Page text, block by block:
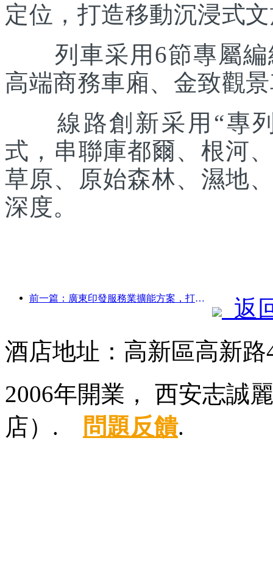
定位，打造移動沉浸式
列車采用6節專屬編
高端商務車廂、金致觀
線路創新采用“專列
式，串聯庫都爾、根河
草原、原始森林、濕地
深度。
前一篇：廣東印發服務業擴能方案，打造大灣區世界級旅游目的地
返
酒店地址：高新區高新路
2006年開業， 西安志誠
店）.
問題反饋.